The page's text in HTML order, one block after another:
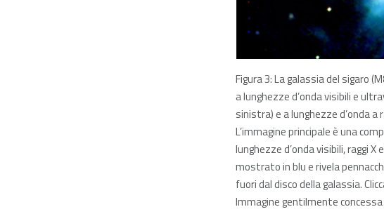
Figura 3: La galassia del sigaro
a lunghezze d’onda visibili e
sinistra) e a lunghezze d’onda
L’immagine principale è una
lunghezze d’onda visibili, raggi X
mostrato in blu e rivela
fuori dal disco della galassia.
Immagine gentilmente concessa